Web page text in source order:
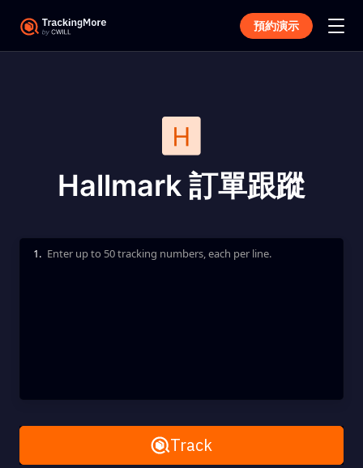
預約演示
Hallmark 訂單跟蹤
Enter up to 50 tracking numbers, each per line.
1.
Remove AllTrack